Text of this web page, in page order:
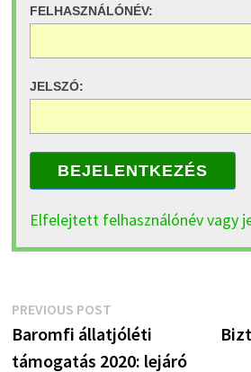
FELHASZNÁLÓNÉV:
JELSZÓ:
BEJELENTKEZÉS
Elfelejtett felhasználónév vagy
Bejegyzés
navigáció
PREVIOUS POSTPrevious
post:
Baromfi állatjóléti
támogatás 2020: lejáró